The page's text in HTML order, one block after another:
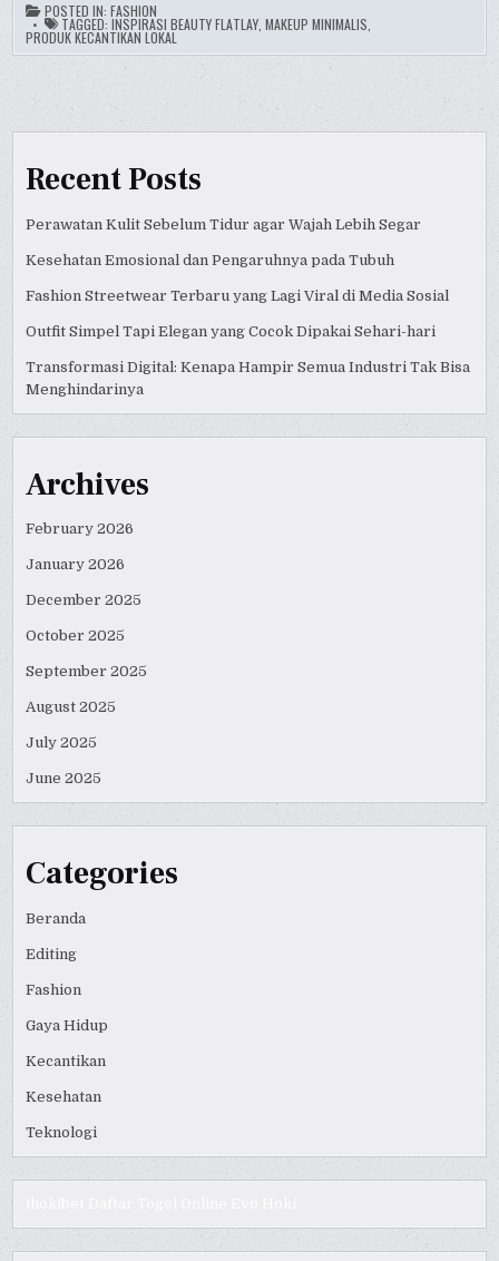
POSTED IN:FASHION
TAGGED:INSPIRASI BEAUTY FLATLAY ,MAKEUP MINIMALIS
PRODUK KECANTIKAN LOKAL
Recent Posts
Perawatan Kulit Sebelum Tidur agar Wajah Lebih Segar
Kesehatan Emosional dan Pengaruhnya pada Tubuh
Fashion Streetwear Terbaru yang Lagi Viral di Media Sosial
Outfit Simpel Tapi Elegan yang Cocok Dipakai Sehari-hari
Transformasi Digital: Kenapa Hampir Semua Industri Tak Bisa
Menghindarinya
Archives
February 2026
January 2026
December 2025
October 2025
September 2025
August 2025
July 2025
June 2025
Categories
Beranda
Editing
Fashion
Gaya Hidup
Kecantikan
Kesehatan
Teknologi